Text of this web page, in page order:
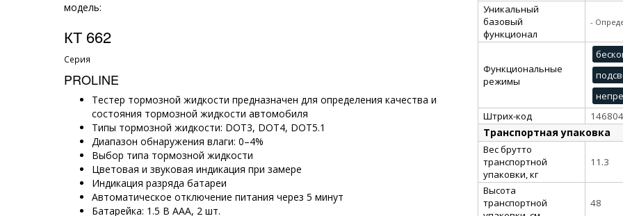
модель:
КТ 662
Серия
PROLINE
Тестер тормозной жидкости предназначен для определения качества и
состояния тормозной жидкости автомобиля
Типы тормозной жидкости: DOT3, DOT4, DOT5.1
Диапазон обнаружения влаги: 0–4%
Выбор типа тормозной жидкости
Цветовая и звуковая индикация при замере
Индикация разряда батареи
Автоматическое отключение питания через 5 минут
Батарейка: 1.5 В ААА, 2 шт.
Уникальный
базовый
функционал
-
Функциональные
режимы
Штрих-код
Транспортная упаковка
Вес брутто
транспортной
упаковки, кг
11.3
Высота
транспортной
48